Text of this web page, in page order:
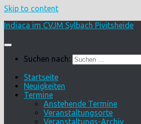
Skip to content
Indiaca im CVJM Sylbach Pivitsheide
Suchen nach:
Startseite
Neuigkeiten
Termine
Anstehende Termine
Veranstaltungsorte
Veranstaltungs-Archiv